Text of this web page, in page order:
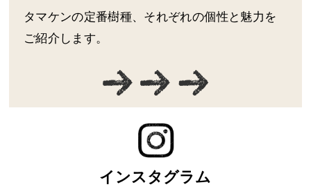
タマケンの定番樹種、それぞれの個性と魅力を
ご紹介します。
インスタグラム